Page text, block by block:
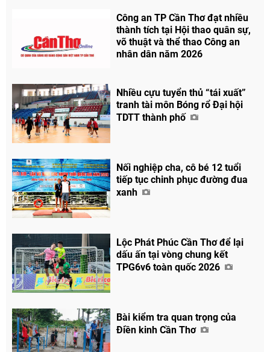
Công an TP Cần Thơ đạt nhiều
thành tích tại Hội thao quân sự,
võ thuật và thể thao Công an
nhân dân năm 2026
Nhiều cựu tuyển thủ “tái xuất”
tranh tài môn Bóng rổ Đại hội
TDTT thành phố
Nối nghiệp cha, cô bé 12 tuổi
tiếp tục chinh phục đường đua
xanh
Lộc Phát Phúc Cần Thơ để lại
dấu ấn tại vòng chung kết
TPG6v6 toàn quốc 2026
Bài kiểm tra quan trọng của
Điền kinh Cần Thơ